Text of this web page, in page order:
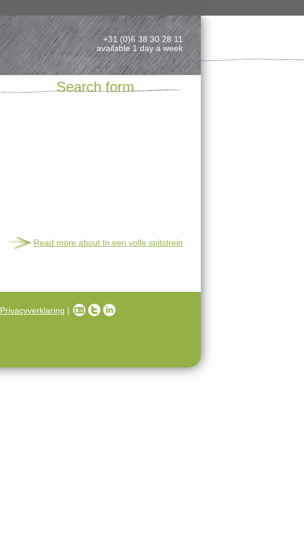
+31 (0)6 38 30 28 11
available 1 day a week
Search form
Read more about In een volle spitstrein
Privacyverklaring |